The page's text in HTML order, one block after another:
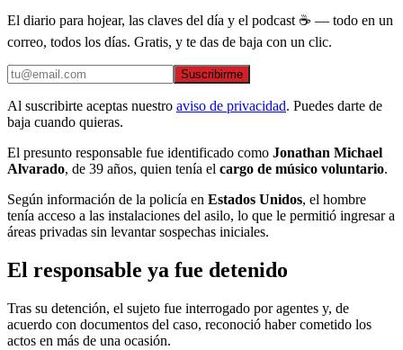
El diario para hojear, las claves del día y el podcast ☕ — todo en un
correo, todos los días. Gratis, y te das de baja con un clic.
Suscribirme
Al suscribirte aceptas nuestro aviso de privacidad. Puedes darte de
baja cuando quieras.
El presunto responsable fue identificado como Jonathan Michael
Alvarado, de 39 años, quien tenía el cargo de músico voluntario.
Según información de la policía en Estados Unidos, el hombre
tenía acceso a las instalaciones del asilo, lo que le permitió ingresar a
áreas privadas sin levantar sospechas iniciales.
El responsable ya fue detenido
Tras su detención, el sujeto fue interrogado por agentes y, de
acuerdo con documentos del caso, reconoció haber cometido los
actos en más de una ocasión.